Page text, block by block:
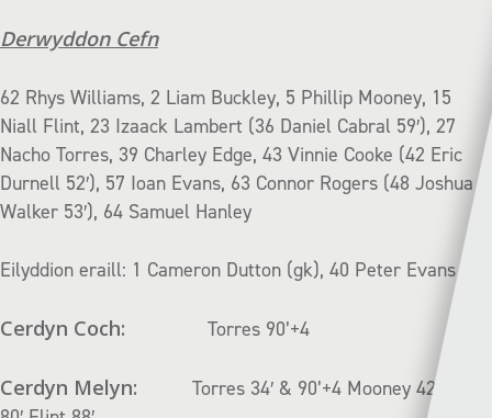
Derwyddon Cefn
62 Rhys Williams, 2 Liam Buckley, 5 Phillip Mooney, 15
Niall Flint, 23 Izaack Lambert (36 Daniel Cabral 59′), 27
Nacho Torres, 39 Charley Edge, 43 Vinnie Cooke (42 Eric
Durnell 52′), 57 Ioan Evans, 63 Connor Rogers (48 Joshua
Walker 53′), 64 Samuel Hanley
Eilyddion eraill: 1 Cameron Dutton (gk), 40 Peter Evans
Cerdyn Coch: Torres 90’+4
Cerdyn Melyn: Torres 34′ & 90’+4 Mooney 42′ Edge